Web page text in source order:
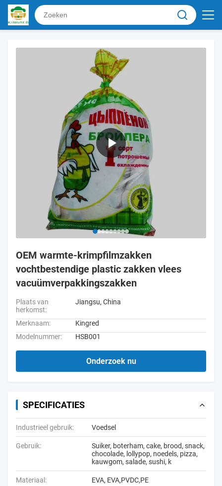
OEM warmte-krimpfilmzakken
vochtbestendige plastic zakken vlees
vacuümverpakkingszakken
Plaats van
herkomst:
Jiangsu, China
Merknaam:
Kingred
Modelnummer:
HSB001
Onderzoek nu
SPECIFICATIES
Industrieel gebruik: Voedsel
Gebruik:
Suiker, boterham, cake, brood, snack,
chocolade, lollypop, noedels, pizza,
kauwgom, salade, sushi, k
Materiaal: EVA, EVA,PVDC,PE